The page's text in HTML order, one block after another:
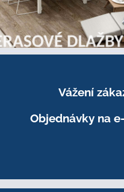
Vážení
Objednávky na